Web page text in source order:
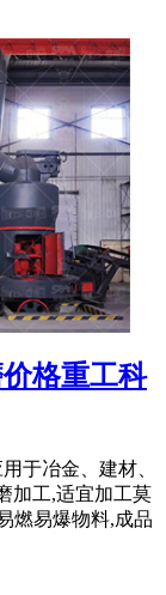
格重工科
于冶金、建材、
加工,适宜加工莫
燃易爆物料,成品